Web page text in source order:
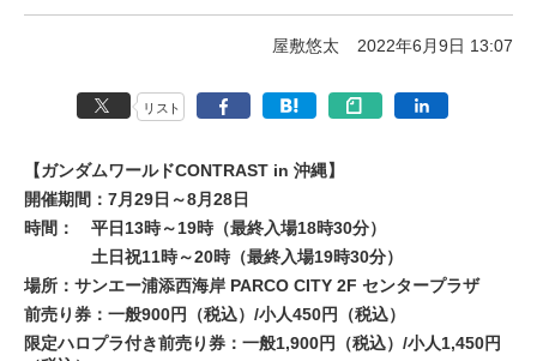
屋敷悠太 2022年6月9日 13:07
リスト
【ガンダムワールドCONTRAST in 沖縄】
開催期間：7月29日～8月28日
時間：
平日13時～19時（最終入場18時30分）
土日祝11時～20時（最終入場19時30分）
場所：サンエー浦添西海岸 PARCO CITY 2F センタープラザ
前売り券：一般900円（税込）/小人450円（税込）
限定ハロプラ付き前売り券：一般1,900円（税込）/小人1,450円